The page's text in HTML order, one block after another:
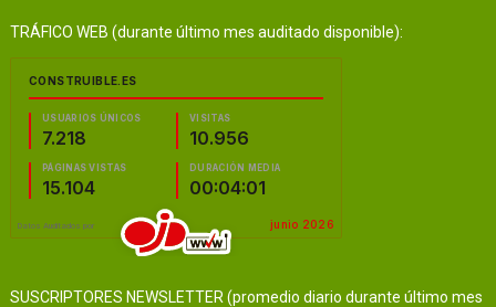
TRÁFICO WEB (durante último mes auditado disponible):
SUSCRIPTORES NEWSLETTER (promedio diario durante último mes